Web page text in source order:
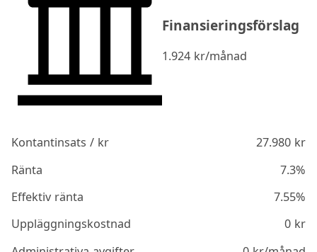
Finansieringsförslag
1.924 kr/månad
Kontantinsats / kr 27.980kr
Ränta
7.3%
Effektiv ränta
7.55%
Uppläggningskostnad
0kr